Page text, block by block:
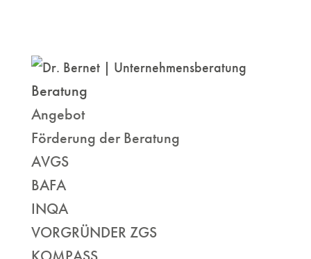
Beratung
Angebot
Förderung der Beratung
AVGS
BAFA
INQA
VORGRÜNDER ZGS